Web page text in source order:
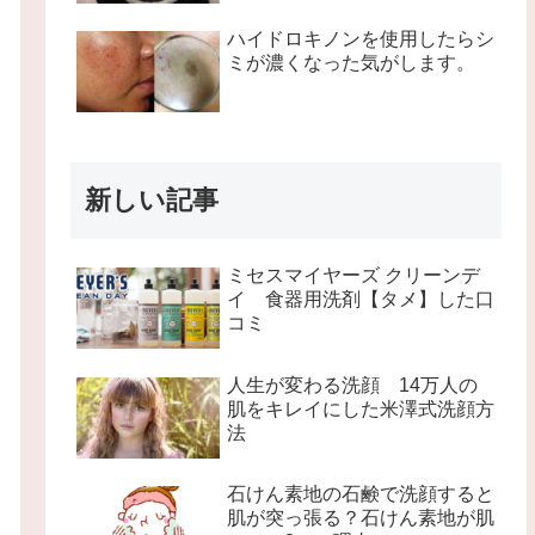
ハイドロキノンを使用したらシ
ミが濃くなった気がします。
新しい記事
ミセスマイヤーズ クリーンデ
イ 食器用洗剤【タメ】した口
コミ
人生が変わる洗顔 14万人の
肌をキレイにした米澤式洗顔方
法
石けん素地の石鹸で洗顔すると
肌が突っ張る？石けん素地が肌